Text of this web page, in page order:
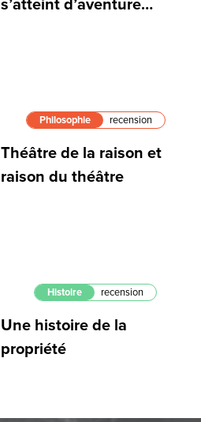
s’atteint d’aventure…
Philosophie recension
Théâtre de la raison et
raison du théâtre
Histoire recension
Une histoire de la
propriété